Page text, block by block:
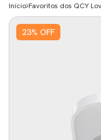
23% OFF
Início Favoritos dos QCY